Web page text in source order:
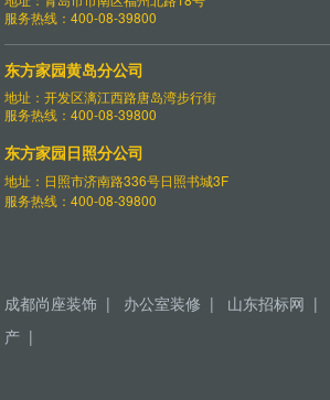
服务热线：400-08-39800
东方家园黄岛分公司
地址：开发区漓江西路唐岛湾步行街
服务热线：400-08-39800
东方家园日照分公司
地址：日照市济南路336号日照书城3F
服务热线：400-08-39800
成都尚座装饰 | 办公室装修 | 山东招标网 |
产 |